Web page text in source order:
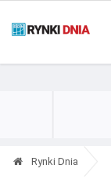
Rynki Dnia